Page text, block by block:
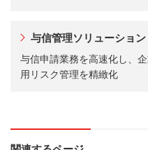
与信管理ソリューション
与信申請業務を高速化し、
用リスク管理を精緻化